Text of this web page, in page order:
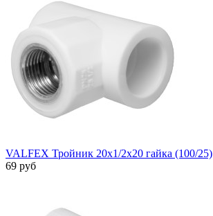
VALFEX Тройник 20х1/2х20 гайка (100/25)
69 руб